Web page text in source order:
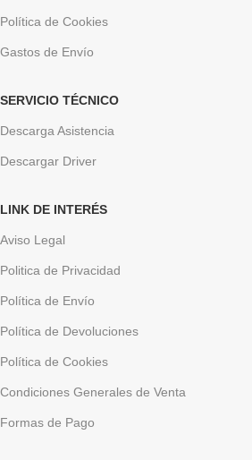
Política de Cookies
Gastos de Envío
SERVICIO TÉCNICO
Descarga Asistencia
Descargar Driver
LINK DE INTERÉS
Aviso Legal
Politica de Privacidad
Política de Envío
Política de Devoluciones
Política de Cookies
Condiciones Generales de Venta
Formas de Pago